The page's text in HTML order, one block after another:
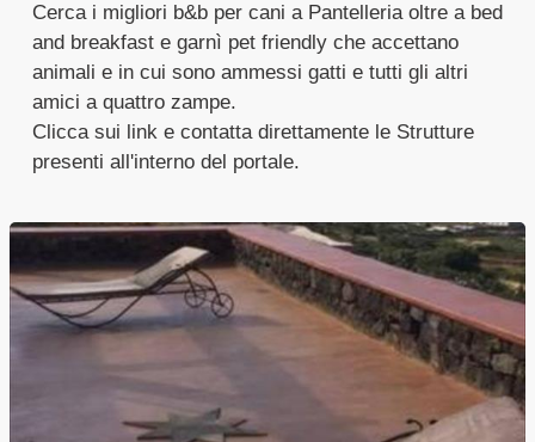
Cerca i migliori b&b per cani a Pantelleria oltre a bed
and breakfast e garnì pet friendly che accettano
animali e in cui sono ammessi gatti e tutti gli altri
amici a quattro zampe.
Clicca sui link e contatta direttamente le Strutture
presenti all'interno del portale.